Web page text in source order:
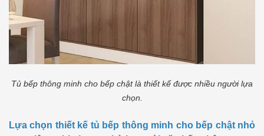
Tủ bếp thông minh cho bếp chật là thiết kế được nhiều người lựa
chọn.
Lựa chọn thiết kế tủ bếp thông minh cho bếp chật nhỏ